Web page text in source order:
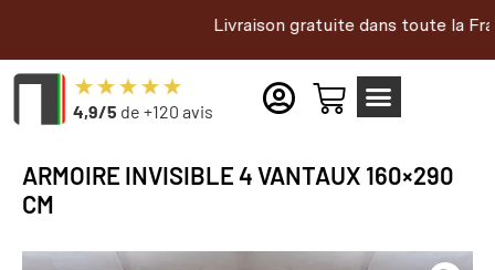
Livraison gratuite dans toute la France et
4,9/5 de +120 avis
ARMOIRE INVISIBLE 4 VANTAUX 160×290
CM